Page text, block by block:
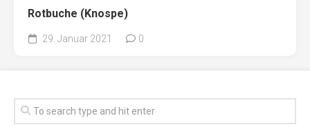
Rotbuche (Knospe)
29. Januar 2021 0